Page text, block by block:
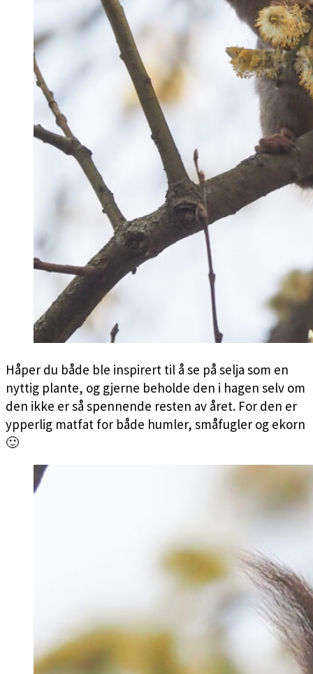
Håper du både ble inspirert til å se på selja som en
nyttig plante, og gjerne beholde den i hagen selv om
den ikke er så spennende resten av året. For den er
ypperlig matfat for både humler, småfugler og ekorn
🙂